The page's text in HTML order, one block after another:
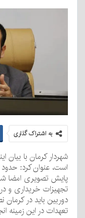
به اشتراک گذاری
شهردار کرمان با بیان
دوربین باید در کرمان
تعهدات در این زمینه